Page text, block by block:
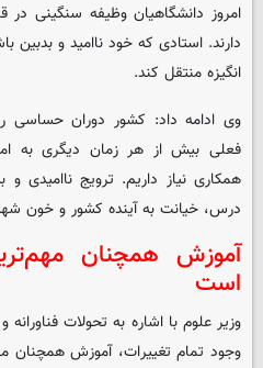
امروز دانشگاهیان وظیفه سنگینی در
دارند. استادی که خود ناامید و بدبین
انگیزه منتقل کند.
وی ادامه داد: کشور دوران
فعلی بیش از هر زمان دیگری به
همکاری نیاز داریم. ترویج ناامیدی
درس، خیانت به آینده کشور و خون
آموزش همچنان
است
وزیر علوم با اشاره به تحولات
وجود تمام تغییرات، آموزش همچنان